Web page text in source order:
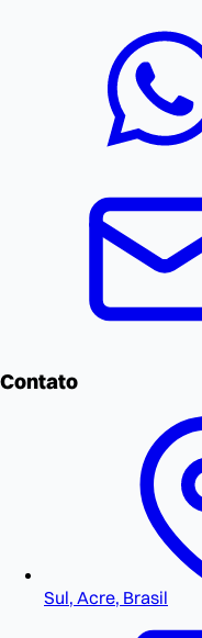
Contato
Sul, Acre, Brasil